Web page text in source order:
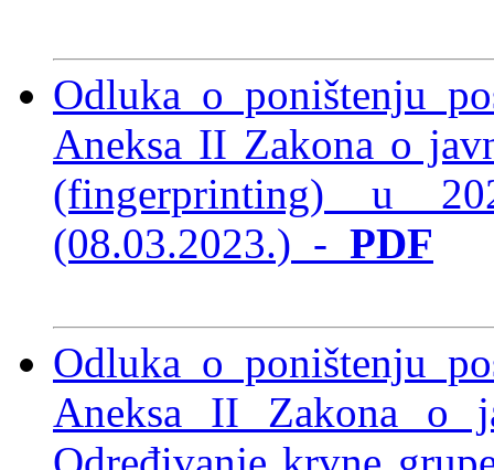
Odluka o poništenju
Aneksa II Zakona o
(fingerprinting) u
(08.03.2023.) - PDF
Odluka o poništenju
Aneksa II Zakona o